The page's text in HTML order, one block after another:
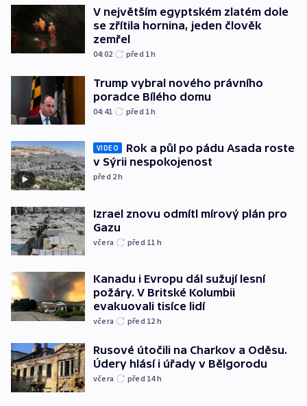
V největším egyptském zlatém dole
se zřítila hornina, jeden člověk
zemřel
04:02 před 1h
Trump vybral nového právního
poradce Bílého domu
04:41 před 1h
VIDEO
Rok a půl po pádu Asada roste
v Sýrii nespokojenost
před 2h
Izrael znovu odmítl mírový plán pro
Gazu
včera před 11 h
Kanadu i Evropu dál sužují lesní
požáry. V Britské Kolumbii
evakuovali tisíce lidí
včera před 12 h
Rusové útočili na Charkov a Oděsu.
Údery hlásí i úřady v Bělgorodu
včera před 14h